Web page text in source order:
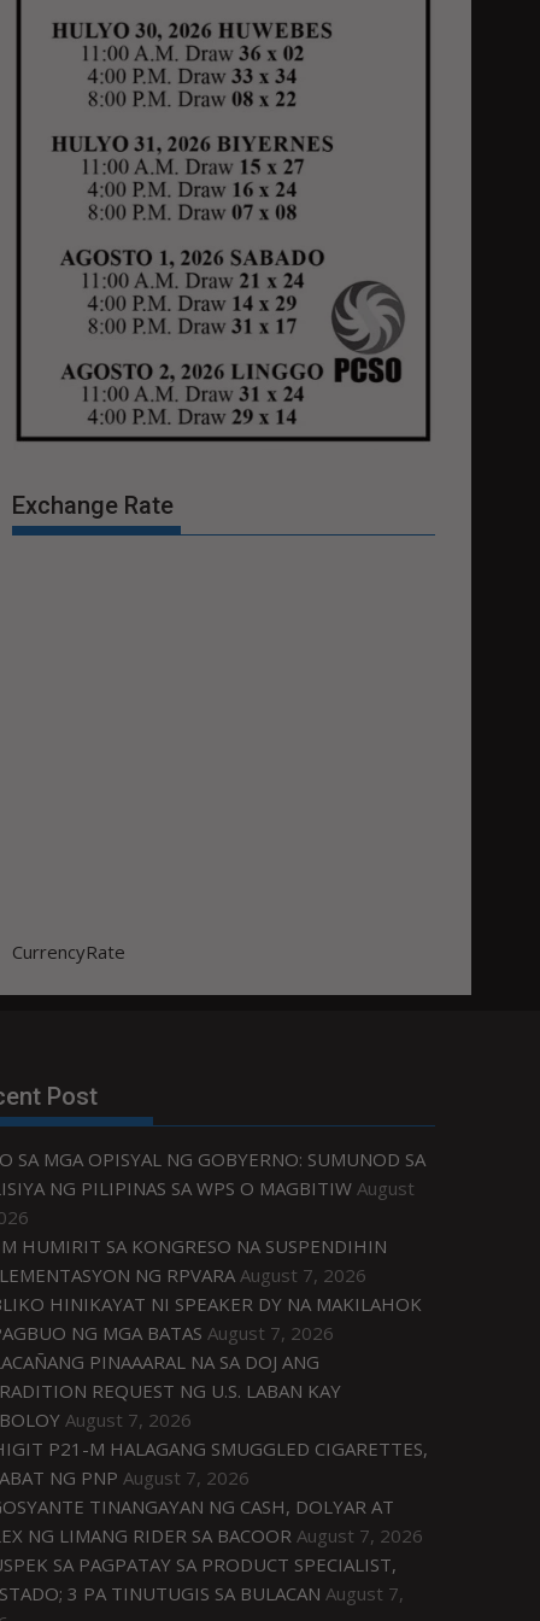
Exchange Rate
CurrencyRate
Post
SA MGA OPISYAL NG GOBYERNO: SUMUNOD SA
NG PILIPINAS SA WPS O MAGBITIW August
HUMIRIT SA KONGRESO NA SUSPENDIHIN
NG RPVARA August 7, 2026
HINIKAYAT NI SPEAKER DY NA MAKILAHOK
NG MGA BATAS August 7, 2026
PINAAARAL NA SA DOJ ANG
REQUEST NG U.S. LABAN KAY
August 7, 2026
P21-M HALAGANG SMUGGLED CIGARETTES,
NG PNP August 7, 2026
TINANGAYAN NG CASH, DOLYAR AT
NG LIMANG RIDER SA BACOOR August 7, 2026
SA PAGPATAY SA PRODUCT SPECIALIST,
3 PA TINUTUGIS SA BULACAN August 7,